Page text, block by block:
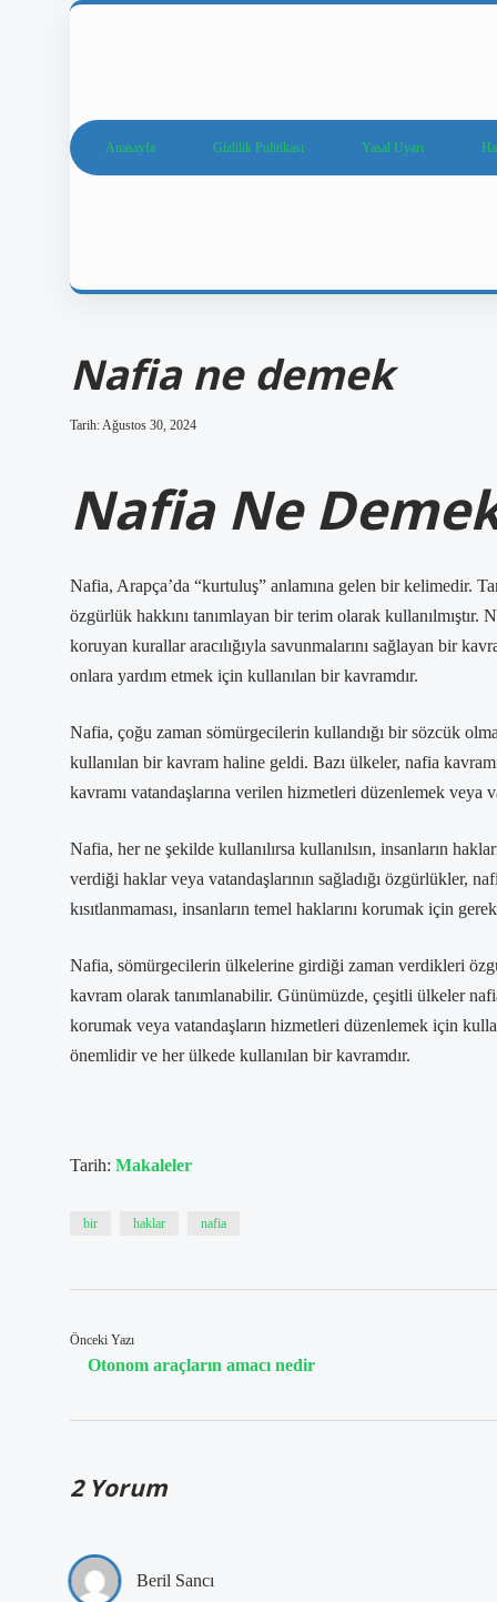
Anasayfa Gizlilik Politikası Yasal Uyarı
Nafia ne demek
Tarih: Ağustos 30, 2024
Nafia Ne
Nafia, Arapça’da “kurtuluş” anlamına gelen bir kelimedir.
özgürlük hakkını tanımlayan bir terim olarak
koruyan kurallar aracılığıyla savunmalarını sağlayan bir
onlara yardım etmek için kullanılan bir kavramdır.
Nafia, çoğu zaman sömürgecilerin kullandığı bir sözcük
kullanılan bir kavram haline geldi. Bazı ülkeler, nafia
kavramı vatandaşlarına verilen hizmetleri düzenlemek veya
Nafia, her ne şekilde kullanılırsa kullanılsın, insanların
verdiği haklar veya vatandaşlarının sağladığı özgürlükler,
kısıtlanmaması, insanların temel haklarını korumak için
Nafia, sömürgecilerin ülkelerine girdiği zaman verdikleri
kavram olarak tanımlanabilir. Günümüzde, çeşitli ülkeler
korumak veya vatandaşların hizmetleri düzenlemek için
önemlidir ve her ülkede kullanılan bir kavramdır.
Tarih: Makaleler
bir haklar nafia
Önceki Yazı
Otonom araçların amacı nedir
2 Yorum
Beril Sancı